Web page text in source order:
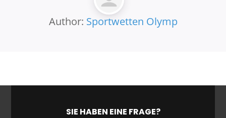
Author: Sportwetten Olymp
SIE HABEN EINE FRAGE?